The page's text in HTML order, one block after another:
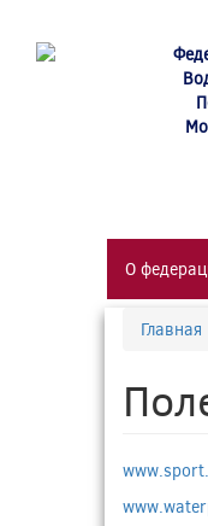
основному
О
Главная